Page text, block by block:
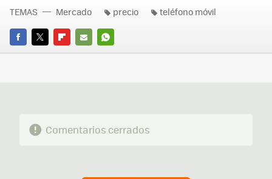
FACEBOOK
TWITTERFLIPBOARD
E-
WHATSAPP
TEMAS Mercado precio teléfono móvil
Comentarios cerrados